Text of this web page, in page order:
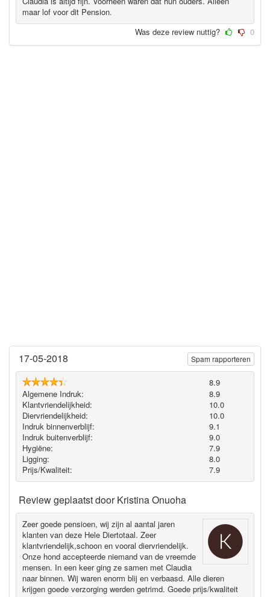
maar lof voor dit Pension.
Was deze review nuttig?
0
17-05-2018
8.9
Algemene Indruk:
8.9
Klantvriendelijkheid:
10.0
Diervriendelijkheid:
10.0
Indruk binnenverblijf:
9.1
Indruk buitenverblijf:
9.0
Hygiëne‎:
7.9
Ligging:
8.0
Prijs/Kwaliteit:
7.9
Review geplaatst doorKristina Onuoha
Zeer goede pensioen, wij zijn al aantal jaren
klanten van deze Hele Diertotaal. Zeer
klantvriendelijk,schoon en vooral diervriendelijk.
Onze hond accepteerde niemand van de vreemde
mensen. In een keer ging ze samen met Claudia
naar binnen. Wij waren enorm blij en verbaasd. Alle dieren
krijgen goede verzorging werden getrimd. Goede prijs/kwaliteit
Spam rapporteren